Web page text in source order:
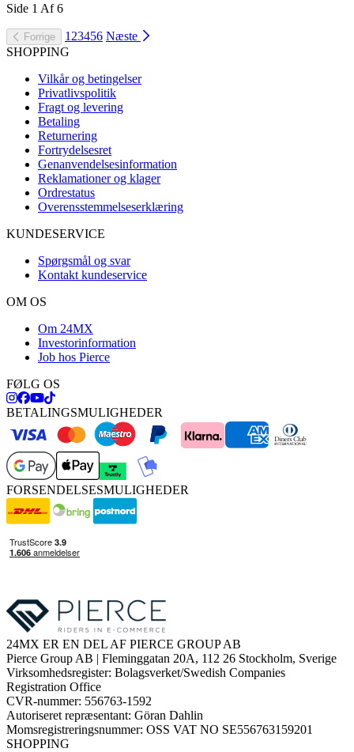
Side 1 Af6
Forrige 1 23456 Næste
SHOPPING
Vilkår og betingelser
Privatlivspolitik
Fragt og levering
Betaling
Returnering
Fortrydelsesret
Genanvendelsesinformation
Reklamationer og klager
Ordrestatus
Overensstemmelseserklæring
KUNDESERVICE
Spørgsmål og svar
Kontakt kundeservice
OM OS
Om 24MX
Investorinformation
Job hos Pierce
FØLG OS
BETALINGSMULIGHEDER
FORSENDELSESMULIGHEDER
24MX ER EN DEL AF PIERCE GROUP AB
Pierce Group AB | Fleminggatan 20A, 112 26 Stockholm, Sverige
Virksomhedsregister: Bolagsverket/Swedish Companies
Registration Office
CVR-nummer: 556763-1592
Autoriseret repræsentant: Göran Dahlin
Momsregistreringsnummer: OSS VAT NO SE556763159201
SHOPPING